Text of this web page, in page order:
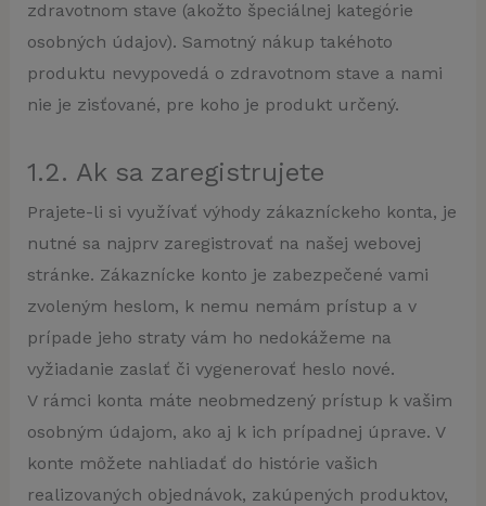
zdravotnom stave (akožto špeciálnej kategórie
osobných údajov). Samotný nákup takéhoto
produktu nevypovedá o zdravotnom stave a nami
nie je zisťované, pre koho je produkt určený.
1.2. Ak sa zaregistrujete
Prajete-li si využívať výhody zákazníckeho konta, je
nutné sa najprv zaregistrovať na našej webovej
stránke. Zákaznícke konto je zabezpečené vami
zvoleným heslom, k nemu nemám prístup a v
prípade jeho straty vám ho nedokážeme na
vyžiadanie zaslať či vygenerovať heslo nové.
V rámci konta máte neobmedzený prístup k vašim
osobným údajom, ako aj k ich prípadnej úprave. V
konte môžete nahliadať do histórie vašich
realizovaných objednávok, zakúpených produktov,